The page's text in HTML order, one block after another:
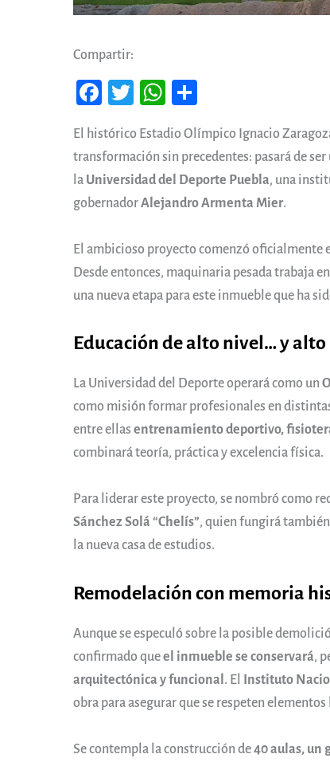
Compartir:
Fa
b
oo
k
T
tt
er
W
ts
A
pp
pa
rti
r
El histórico Estadio Olímpico Ignacio
transformación sin precedentes: pasará de
la Universidad del Deporte Puebla, una
gobernadorAlejandro Armenta Mier.
El ambicioso proyecto comenzó oficialmente
Desde entonces, maquinaria pesada trabaja
una nueva etapa para este inmueble que ha
Educación de alto nivel… y
La Universidad del Deporte operará como un
como misión formar profesionales en
entre ellas entrenamiento deportivo,
combinará teoría, práctica y excelencia física.
Para liderar este proyecto, se nombró como
Sánchez Solá “Chelís”, quien fungirá
la nueva casa de estudios.
Remodelación con memoria
Aunque se especuló sobre la posible
confirmado queel inmueble se conservará,
arquitectónica y funcional . El Instituto
obra para asegurar que se respeten
Se contempla la construcción de40 aulas, un